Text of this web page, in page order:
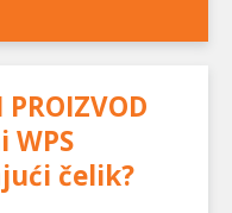
PROIZVOD
čelik?